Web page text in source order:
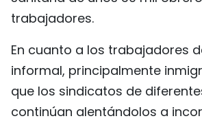
trabajadores.
En cuanto a los trabajadores
informal, principalmente
que los sindicatos de
continúan alentándolos a